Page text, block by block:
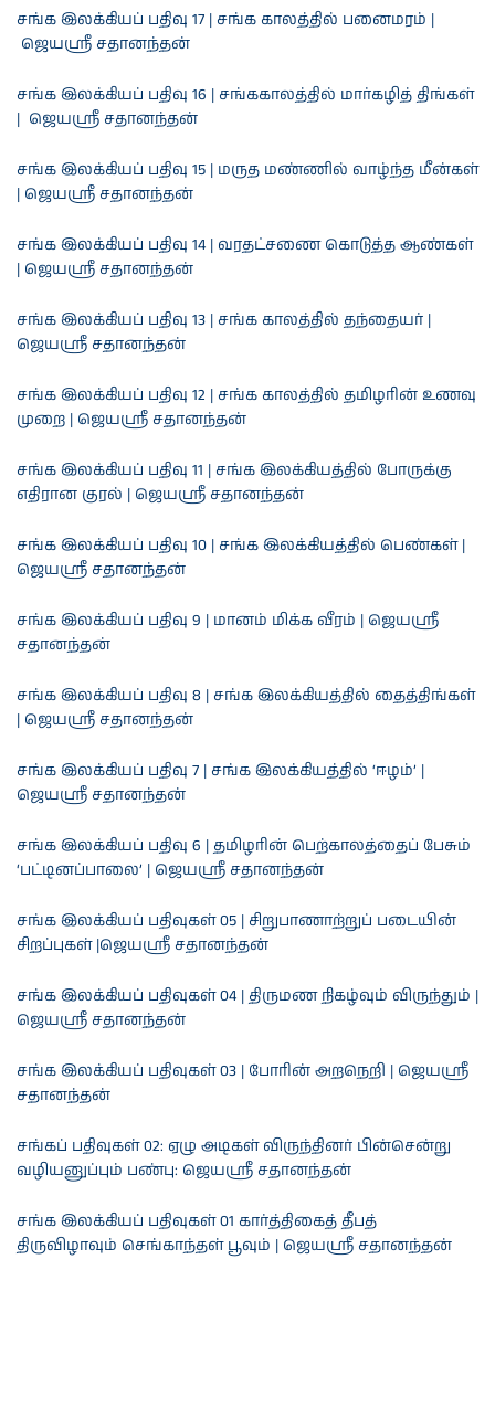
சங்க இலக்கியப் பதிவு 17 | சங்க காலத்தில் பனைமரம் |
ஜெயஸ்ரீ சதானந்தன்
சங்க இலக்கியப் பதிவு 16 | சங்ககாலத்தில் மார்கழித் திங்கள்
| ஜெயஸ்ரீ சதானந்தன்
சங்க இலக்கியப் பதிவு 15 | மருத மண்ணில் வாழ்ந்த மீன்கள்
| ஜெயஸ்ரீ சதானந்தன்
சங்க இலக்கியப் பதிவு 14 | வரதட்சணை கொடுத்த ஆண்கள்
| ஜெயஸ்ரீ சதானந்தன்
சங்க இலக்கியப் பதிவு 13 | சங்க காலத்தில் தந்தையர் |
ஜெயஸ்ரீ சதானந்தன்
சங்க இலக்கியப் பதிவு 12 | சங்க காலத்தில் தமிழரின் உணவு
முறை | ஜெயஸ்ரீ சதானந்தன்
சங்க இலக்கியப் பதிவு 11 | சங்க இலக்கியத்தில் போருக்கு
எதிரான குரல் | ஜெயஸ்ரீ சதானந்தன்
சங்க இலக்கியப் பதிவு 10 | சங்க இலக்கியத்தில் பெண்கள் |
ஜெயஸ்ரீ சதானந்தன்
சங்க இலக்கியப் பதிவு 9 | மானம் மிக்க வீரம் | ஜெயஸ்ரீ
சதானந்தன்
சங்க இலக்கியப் பதிவு 8 | சங்க இலக்கியத்தில் தைத்திங்கள்
| ஜெயஸ்ரீ சதானந்தன்
சங்க இலக்கியப் பதிவு 7 | சங்க இலக்கியத்தில் ‘ஈழம்’ |
ஜெயஸ்ரீ சதானந்தன்
சங்க இலக்கியப் பதிவு 6 | தமிழரின் பெற்காலத்தைப் பேசும்
‘பட்டினப்பாலை’ | ஜெயஸ்ரீ சதானந்தன்
சங்க இலக்கியப் பதிவுகள் 05 | சிறுபாணாற்றுப் படையின்
சிறப்புகள் |ஜெயஸ்ரீ சதானந்தன்
சங்க இலக்கியப் பதிவுகள் 04 | திருமண நிகழ்வும் விருந்தும் |
ஜெயஸ்ரீ சதானந்தன்
சங்க இலக்கியப் பதிவுகள் 03 | போரின் அறநெறி | ஜெயஸ்ரீ
சதானந்தன்
சங்கப் பதிவுகள் 02: ஏழு அடிகள் விருந்தினர் பின்சென்று
வழியனுப்பும் பண்பு: ஜெயஸ்ரீ சதானந்தன்
சங்க இலக்கியப் பதிவுகள் 01 கார்த்திகைத் தீபத்
திருவிழாவும் செங்காந்தள் பூவும் | ஜெயஸ்ரீ சதானந்தன்